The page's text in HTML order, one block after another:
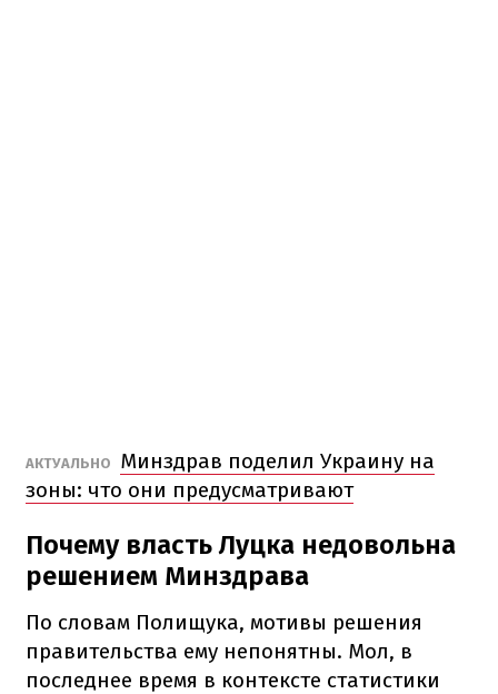
АКТУАЛЬНО
Минздрав поделил Украину на
зоны: что они предусматривают
Почему власть Луцка недовольна
решением Минздрава
По словам Полищука, мотивы решения
правительства ему непонятны. Мол, в
последнее время в контексте статистики